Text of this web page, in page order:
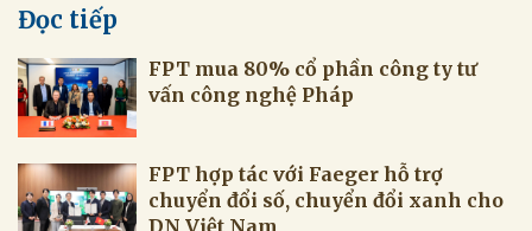
Đọc tiếp
FPT mua 80% cổ phần công ty tư
vấn công nghệ Pháp
chuyển đổi số, chuyển đổi xanh cho